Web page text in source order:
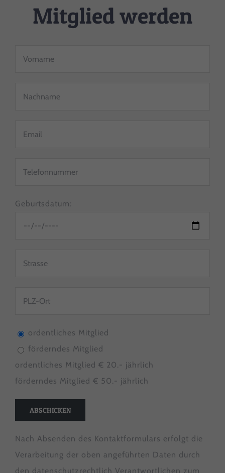
Mitglied werden
Geburtsdatum:
ordentliches Mitglied
förderndes Mitglied
ordentliches Mitglied € 20.- jährlich
förderndes Mitglied € 50.- jährlich
Nach Absenden des Kontaktformulars erfolgt die
Verarbeitung der oben angeführten Daten durch
den datenschutzrechtlich Verantwortlichen zum